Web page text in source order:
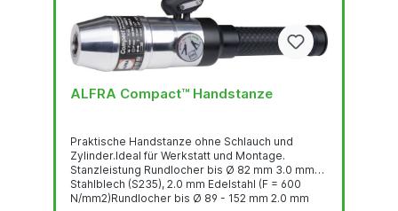
ALFRA Compact™ Handstanze
Praktische Handstanze ohne Schlauch und
Zylinder.Ideal für Werkstatt und Montage.
Stanzleistung Rundlocher bis Ø 82 mm 3.0 mm
Stahlblech (S235), 2.0 mm Edelstahl (F = 600
N/mm2)Rundlocher bis Ø 89 - 152 mm 2.0 mm